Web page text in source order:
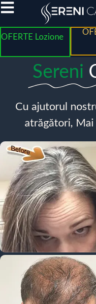
OFERTE Lozione
Sereni
Cu ajutorul
atrăgători,